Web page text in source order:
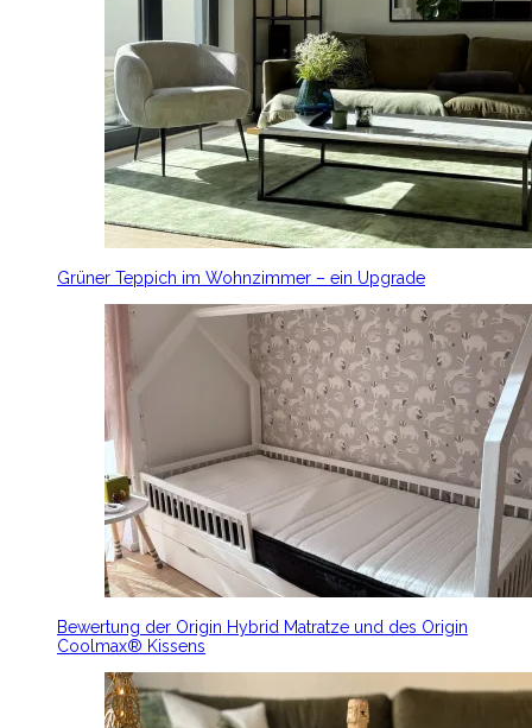
Grüner Teppich im Wohnzimmer – ein Upgrade
Bewertung der Origin Hybrid Matratze und des Origin
Coolmax® Kissens